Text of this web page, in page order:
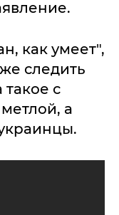
как умеет",
следить
с
а